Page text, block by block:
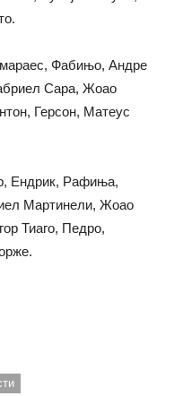
Фабињо, Андре
Сара, Жоао
Герсон, Матеус
Ендрик, Рафиња,
Мартинели, Жоао
Тиагo, Педро,